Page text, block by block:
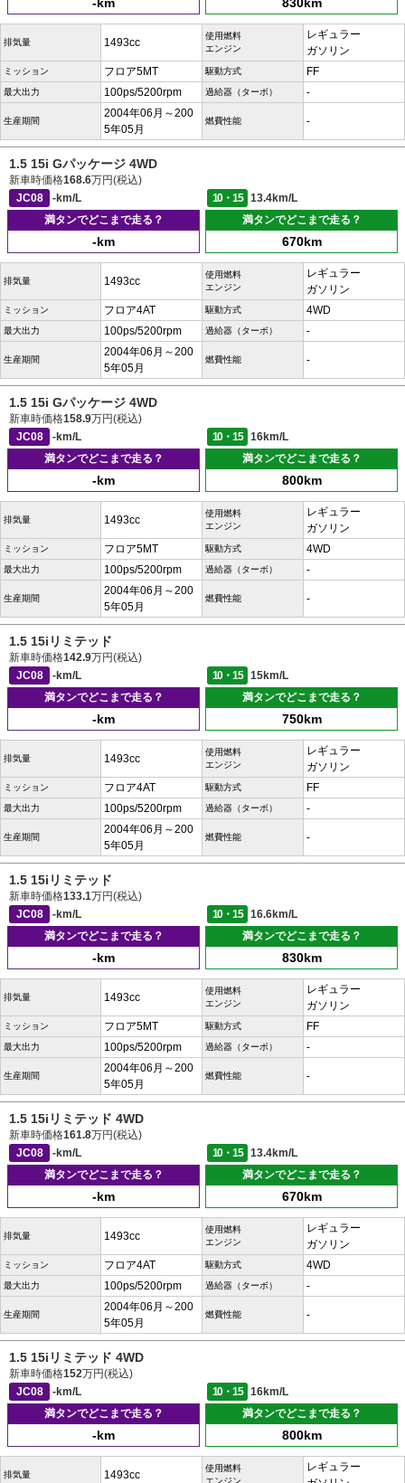
-km 830km
排気量 1493cc
使用燃料
エンジン
レギュラー
ガソリン
ミッション フロア5MT 駆動方式 FF
最大出力 100ps/5200rpm 過給器（ターボ） -
生産期間
2004年06月～200
5年05月
燃費性能 -
1.5 15i Gパッケージ 4WD
新車時価格168.6万円(税込)
JC08
-km/L 10・15
13.4km/L
満タンでどこまで走る？
-km
満タンでどこまで走る？
670km
排気量 1493cc
使用燃料
エンジン
レギュラー
ガソリン
ミッション フロア4AT 駆動方式 4WD
最大出力 100ps/5200rpm 過給器（ターボ） -
生産期間
2004年06月～200
5年05月
燃費性能 -
1.5 15i Gパッケージ 4WD
新車時価格158.9万円(税込)
JC08
-km/L 10・15
16km/L
満タンでどこまで走る？
-km
満タンでどこまで走る？
800km
排気量 1493cc
使用燃料
エンジン
レギュラー
ガソリン
ミッション フロア5MT 駆動方式 4WD
最大出力 100ps/5200rpm 過給器（ターボ） -
生産期間
2004年06月～200
5年05月
燃費性能 -
1.5 15iリミテッド
新車時価格142.9万円(税込)
JC08
-km/L 10・15
15km/L
満タンでどこまで走る？
-km
満タンでどこまで走る？
750km
排気量 1493cc
使用燃料
エンジン
レギュラー
ガソリン
ミッション フロア4AT 駆動方式 FF
最大出力 100ps/5200rpm 過給器（ターボ） -
生産期間
2004年06月～200
5年05月
燃費性能 -
1.5 15iリミテッド
新車時価格133.1万円(税込)
JC08
-km/L 10・15
16.6km/L
満タンでどこまで走る？
-km
満タンでどこまで走る？
830km
排気量 1493cc
使用燃料
エンジン
レギュラー
ガソリン
ミッション フロア5MT 駆動方式 FF
最大出力 100ps/5200rpm 過給器（ターボ） -
生産期間
2004年06月～200
5年05月
燃費性能 -
1.5 15iリミテッド 4WD
新車時価格161.8万円(税込)
JC08
-km/L 10・15
13.4km/L
満タンでどこまで走る？
-km
満タンでどこまで走る？
670km
排気量 1493cc
使用燃料
エンジン
レギュラー
ガソリン
ミッション フロア4AT 駆動方式 4WD
最大出力 100ps/5200rpm 過給器（ターボ） -
生産期間
2004年06月～200
5年05月
燃費性能 -
1.5 15iリミテッド 4WD
新車時価格152万円(税込)
JC08
-km/L 10・15
16km/L
満タンでどこまで走る？
-km
満タンでどこまで走る？
800km
排気量 1493cc
使用燃料
エンジン
レギュラー